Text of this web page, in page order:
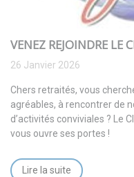
VENEZ REJOINDRE LE
26 Janvier 2026
Chers retraités, vous
agréables, à rencontrer de
d’activités conviviales ? Le
vous ouvre ses portes !
Lire la suite